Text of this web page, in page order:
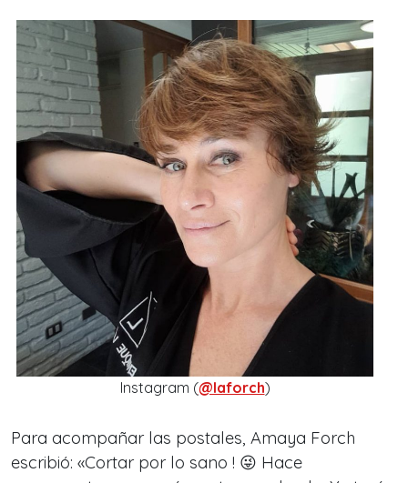
Instagram (@laforch)
Para acompañar las postales, Amaya Forch
escribió: «Cortar por lo sano ! 😜 Hace